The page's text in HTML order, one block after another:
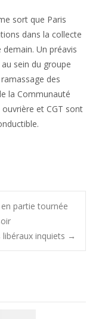
sort que Paris
dans la collecte
Un préavis
sein du groupe
des
la Communauté
ouvrière et CGT sont
partie tournée
inquiets →